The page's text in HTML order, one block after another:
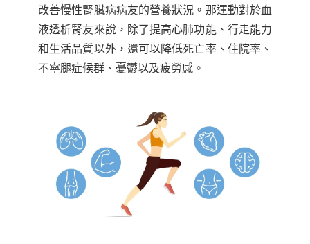
改善慢性腎臟病病友的營養狀況。那運動對於血
液透析腎友來說，除了提高心肺功能、行走能力
和生活品質以外，還可以降低死亡率、住院率、
不寧腿症候群、憂鬱以及疲勞感。